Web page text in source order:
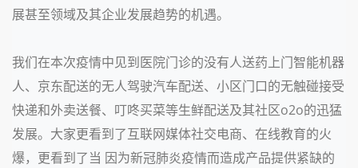
展甚至领域及其企业发展趋势的机遇。
我们在本次疫情中见到医院门诊的没有人送药上门智能机器
人、京东配送的无人驾驶汽车配送、小区门口的无触碰接受
快递和外卖送餐、叮咚买菜等生鲜配送及其社区o2o的迅猛
发展。大家更看到了互联网媒体社交电商、在线教育的火
爆，更看到了当 因为新冠肺炎疫情而造成产品提供紧缺的